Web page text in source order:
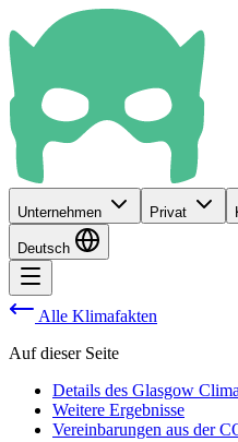
Unternehmen Privat
Deutsch
Alle Klimafakten
Auf dieser Seite
Details des Glasgow
Weitere Ergebnisse
Vereinbarungen aus der